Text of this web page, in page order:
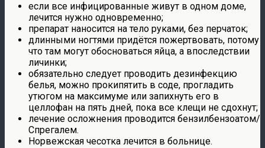
если все инфицированные живут в одном доме,
лечится нужно одновременно;
препарат наносится на тело руками, без перчаток;
длинными ногтями придётся пожертвовать, потому
что там могут обосноваться яйца, а впоследствии
личинки;
обязательно следует проводить дезинфекцию
белья, можно прокипятить в соде, прогладить
утюгом на максимуме или запихнуть его в
целлофан на пять дней, пока все клещи не сдохнут;
лечение осложнения проводится бензилбензоатом/
Спрегалем.
Норвежская чесотка лечится в больнице.